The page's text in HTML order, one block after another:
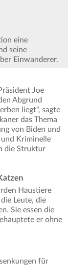
eine
seine
Einwanderer.
Joe
Abgrund
liegt", sagte
das Thema
von Biden und
Kriminelle
die Struktur
Haustiere
Leute, die
Sie essen die
er ohne
für